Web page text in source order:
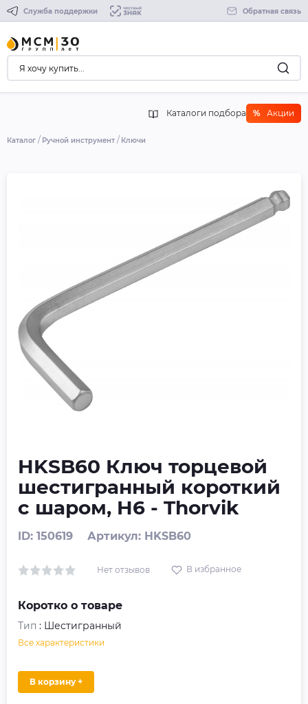
Служба поддержки Обратная связь
Каталоги подбора % Акции
Каталог Ручной инструмент Ключи
HKSB60 Ключ торцевой
шестигранный короткий
с шаром, H6 - Thorvik
ID: 150619 Артикул: HKSB60
Нет отзывов В избранное
Коротко о товаре
Тип : Шестигранный
Все характеристики
В корзину +